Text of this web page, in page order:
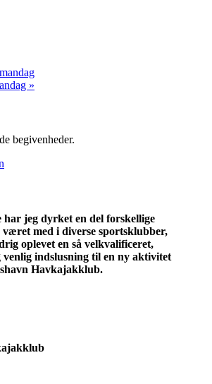
»
begivenheder.
har jeg dyrket en del forskellige
været med i diverse sportsklubber,
oplevet en så velkvalificeret,
venlig indslusning til en ny aktivitet
Havkajakklub.